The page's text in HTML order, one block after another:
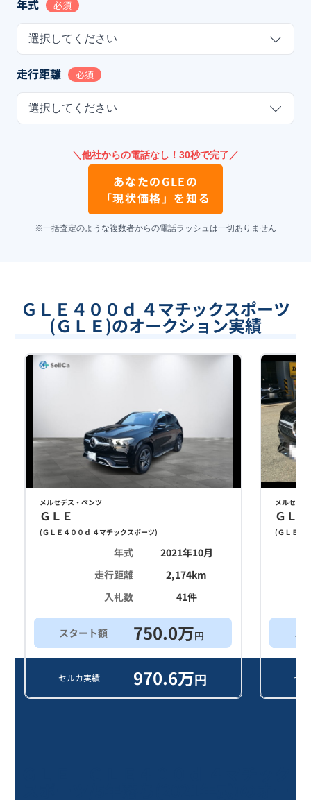
年式 必須
選択してください
走行距離 必須
選択してください
＼他社からの電話なし！30秒で完了／
あなたのGLEの
「現状価格」を知る
※一括査定のような複数者からの電話ラッシュは一切ありません
ＧＬＥ４００ｄ ４マチックスポーツ
(ＧＬＥ)のオークション実績
メルセデス・ベンツ
ＧＬＥ
(ＧＬＥ４００ｄ ４マチックスポーツ)
年式
2021年10月
走行距離
2,174km
入札数
41件
スタート額 750.0万円
セルカ実績 970.6万円
メルセデ
ＧＬＥ
(ＧＬＥ４
セ